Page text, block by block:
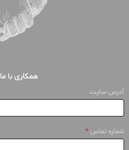
همکاری با ما
درخواست
بررسی
سایت
آدرس سایت
شماره تماس *